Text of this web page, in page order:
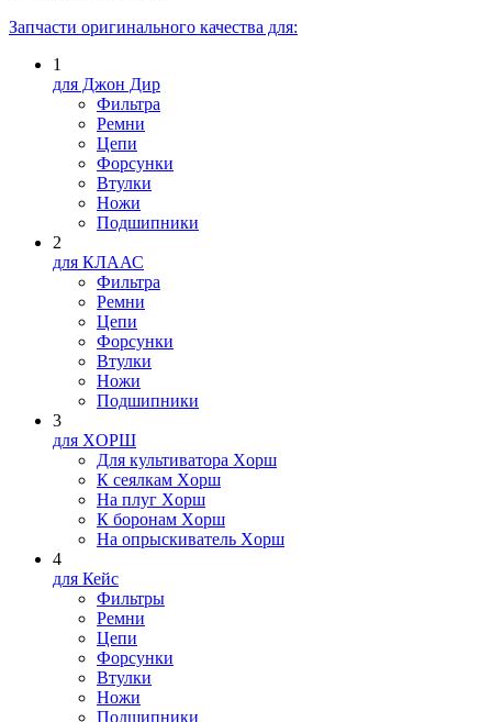
Запчасти оригинального качества для:
1
для Джон Дир
Фильтра
Ремни
Цепи
Форсунки
Втулки
Ножи
Подшипники
2
для КЛААС
Фильтра
Ремни
Цепи
Форсунки
Втулки
Ножи
Подшипники
3
для XOPШ
Для культиватора Xopш
К сеялкам Xopш
На плуг Xopш
К боронам Xopш
На опрыскиватель Xopш
4
для Кейс
Фильтры
Ремни
Цепи
Форсунки
Втулки
Ножи
Подшипники